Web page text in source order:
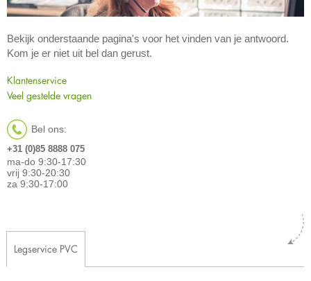
Bekijk onderstaande pagina's voor het vinden van je antwoord.
Kom je er niet uit bel dan gerust.
Klantenservice
Veel gestelde vragen
Bel ons:
+31 (0)85 8888 075
ma-do 9:30-17:30
vrij 9:30-20:30
za 9:30-17:00
Legservice PVC